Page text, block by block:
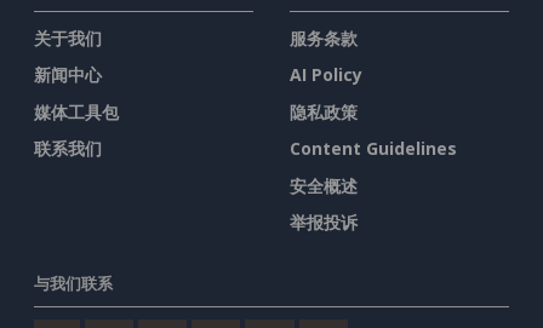
关于我们
新闻中心
媒体工具包
联系我们
服务条款
AI Policy
隐私政策
Content Guidelines
安全概述
举报投诉
与我们联系